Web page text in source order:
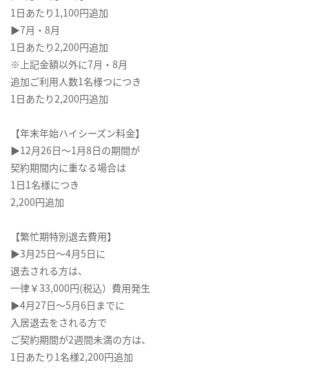
1日あたり1,100円追加
▶7月・8月
1日あたり2,200円追加
※上記金額以外に7月・8月
追加ご利用人数1名様つにつき
1日あたり2,200円追加
【年末年始ハイシーズン料金】
▶12月26日～1月8日の期間が
契約期間内に重なる場合は
1日1名様につき
2,200円追加
【繁忙期特別退去費用】
▶3月25日～4月5日に
退去される方は、
一律￥33,000円(税込）費用発生
▶4月27日～5月6日までに
入居退去をされる方で
ご契約期間が2週間未満の方は、
1日あたり1名様2,200円追加